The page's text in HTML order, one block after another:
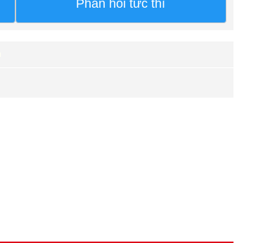
Phản hồi tức thì